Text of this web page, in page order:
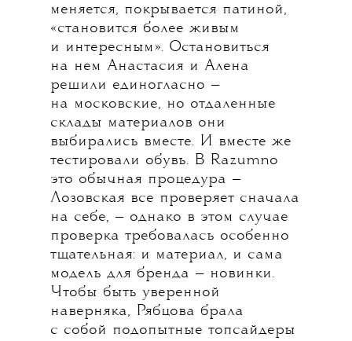
меняется, покрывается патиной,
«становится более живым
и интересным». Остановиться
на нем Анастасия и Алена
решили единогласно —
на московские, но отдаленные
склады материалов они
выбирались вместе. И вместе же
тестировали обувь. В Razumno
это обычная процедура —
Лозовская все проверяет сначала
на себе, — однако в этом случае
проверка требовалась особенно
тщательная: и материал, и сама
модель для бренда — новинки.
Чтобы быть уверенной
наверняка, Рябцова брала
с собой подопытные топсайдеры